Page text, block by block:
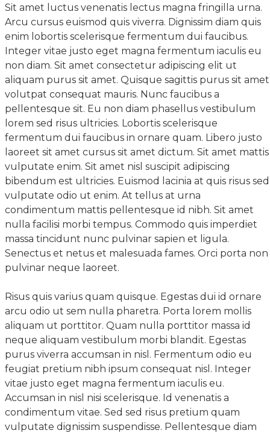
Sit amet luctus venenatis lectus magna fringilla urna.
Arcu cursus euismod quis viverra. Dignissim diam quis
enim lobortis scelerisque fermentum dui faucibus.
Integer vitae justo eget magna fermentum iaculis eu
non diam. Sit amet consectetur adipiscing elit ut
aliquam purus sit amet. Quisque sagittis purus sit amet
volutpat consequat mauris. Nunc faucibus a
pellentesque sit. Eu non diam phasellus vestibulum
lorem sed risus ultricies. Lobortis scelerisque
fermentum dui faucibus in ornare quam. Libero justo
laoreet sit amet cursus sit amet dictum. Sit amet mattis
vulputate enim. Sit amet nisl suscipit adipiscing
bibendum est ultricies. Euismod lacinia at quis risus sed
vulputate odio ut enim. At tellus at urna
condimentum mattis pellentesque id nibh. Sit amet
nulla facilisi morbi tempus. Commodo quis imperdiet
massa tincidunt nunc pulvinar sapien et ligula.
Senectus et netus et malesuada fames. Orci porta non
pulvinar neque laoreet.
Risus quis varius quam quisque. Egestas dui id ornare
arcu odio ut sem nulla pharetra. Porta lorem mollis
aliquam ut porttitor. Quam nulla porttitor massa id
neque aliquam vestibulum morbi blandit. Egestas
purus viverra accumsan in nisl. Fermentum odio eu
feugiat pretium nibh ipsum consequat nisl. Integer
vitae justo eget magna fermentum iaculis eu.
Accumsan in nisl nisi scelerisque. Id venenatis a
condimentum vitae. Sed sed risus pretium quam
vulputate dignissim suspendisse. Pellentesque diam